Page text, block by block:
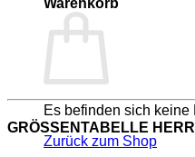
Warenkorb
Es befinden sich keine
Zurück zum Shop
GRÖSSENTABELLE